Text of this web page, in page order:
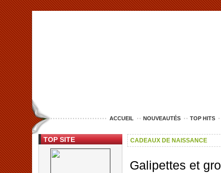
<img src="http://www.lille-entreprise.com/images/anim.jpg"
ACCUEIL NOUVEAUTÉS TOP HITS
TOP SITE CADEAUX DE NAISSANCE
Galipettes et